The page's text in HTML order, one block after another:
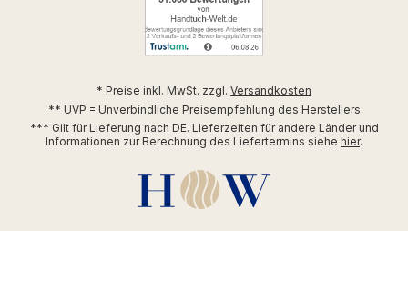
* Preise inkl. MwSt. zzgl. Versandkosten
** UVP = Unverbindliche Preisempfehlung des Herstellers
*** Gilt für Lieferung nach DE. Lieferzeiten für andere Länder und
Informationen zur Berechnung des Liefertermins siehe hier.